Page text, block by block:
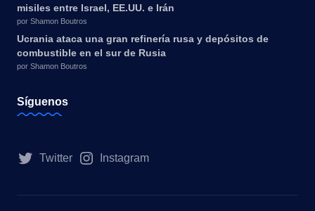
misiles entre Israel, EE.UU. e Irán
por Shamon Boutros
Ucrania ataca una gran refinería rusa y depósitos de
combustible en el sur de Rusia
por Shamon Boutros
Síguenos
Twitter Instagram